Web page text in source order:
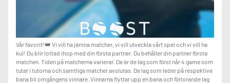
Vår favorit!👑 Vi vill ha jämna matcher, vi vill utveckla vårt spel och vi vill ha
kul! Du blir lottad ihop med din första partner. Du behåller din partner första
matchen. Tiden på matcherna varierar. De är de lag som först når 4 game som
tutar i tutorna och samtliga matcher avslutas. De lag som leder på respektive
bana bli omgångens vinnare. Vinnarna flyttar upp en bana och förlorande lag